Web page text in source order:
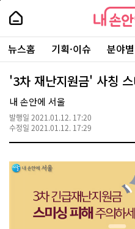
본
로
가
내
손
안
에
서
울
-
서
울
시
대
표
소
포
털
내
손
에
울
주
요
서
뉴스홈 기획·이슈 분야
'3차 재난지원금' 사칭
내 손안에 서울
발행일 2021.01.12. 17:20
수정일 2021.01.12. 17:29
페
상
단
로